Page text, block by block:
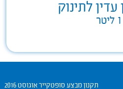
לתינוק
1 ליטר
תקנון מבצע סופטקייר אוגוסט 2016